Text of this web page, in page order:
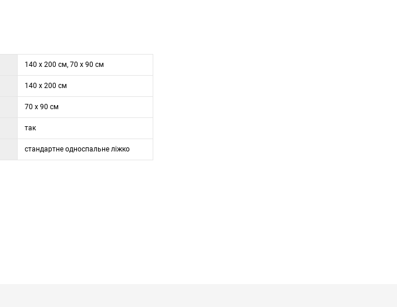
140 x 200 см, 70 x 90 см
140 x 200 см
70 x 90 см
так
стандартне односпальне ліжко